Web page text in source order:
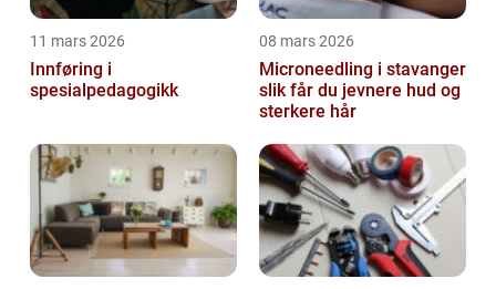
11 mars 2026
Innføring i
spesialpedagogikk
08 mars 2026
Microneedling i stavanger
slik får du jevnere hud og
sterkere hår